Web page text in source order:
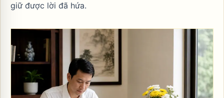
giữ được lời đã hứa.